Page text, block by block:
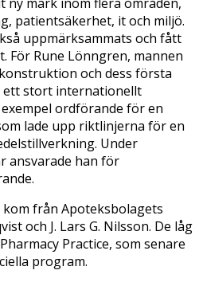
patientsäkerhet, it och miljö.
uppmärksammats och fått
För Rune Lönngren, mannen
och dess första
ett stort internationellt
ordförande för en
lade upp riktlinjerna för en
Under
ansvarade han för
från Apoteksbolagets
och J. Lars G. Nilsson. De låg
Practice, som senare
program.